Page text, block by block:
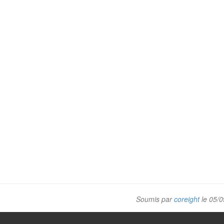
Soumis parcoreightle 05/